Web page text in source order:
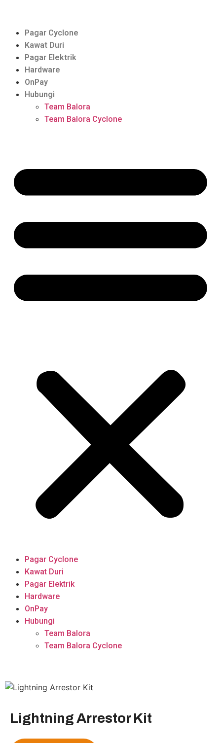
Pagar Cyclone
Kawat Duri
Pagar Elektrik
Hardware
OnPay
Hubungi
Team Balora
Team Balora Cyclone
Pagar Cyclone
Kawat Duri
Pagar Elektrik
Hardware
OnPay
Hubungi
Team Balora
Team Balora Cyclone
Lightning Arrestor Kit